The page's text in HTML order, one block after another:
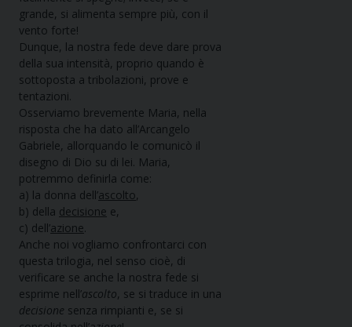
grande, si alimenta sempre più, con il
vento forte!
Dunque, la nostra fede deve dare prova
della sua intensità, proprio quando è
sottoposta a tribolazioni, prove e
tentazioni.
Osserviamo brevemente Maria, nella
risposta che ha dato all’Arcangelo
Gabriele, allorquando le comunicò il
disegno di Dio su di lei. Maria,
potremmo definirla come:
a) la donna dell’ascolto,
b) della decisione e,
c) dell’azione.
Anche noi vogliamo confrontarci con
questa trilogia, nel senso cioè, di
verificare se anche la nostra fede si
esprime nell’ascolto, se si traduce in una
decisione senza rimpianti e, se si